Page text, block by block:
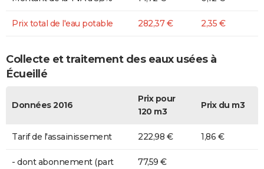
Prix total de l'eau potable 282,37 € 2,35 €
Collecte et traitement des eaux usées à
Écueillé
Données 2016
Prix pour
120 m3
Prix du m3
Tarif de l'assainissement 222,98 € 1,86 €
- dont abonnement (part
77,59 €